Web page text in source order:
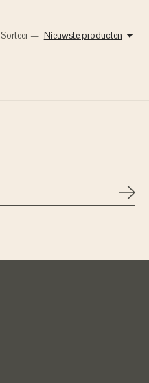
Sorteer — Nieuwste producten